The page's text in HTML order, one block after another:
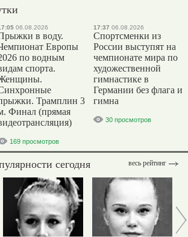
06.08.2026
в воду.
Европы
по водным
спорта.
Трамплин 3
Финал (прямая
169 просмотров
17:37 06.08.2026
Спортсменки из
России выступят на
чемпионате мира по
художественной
гимнастике в
Германии без флага и
гимна
30 просмотров
весь рейтинг
сегодня